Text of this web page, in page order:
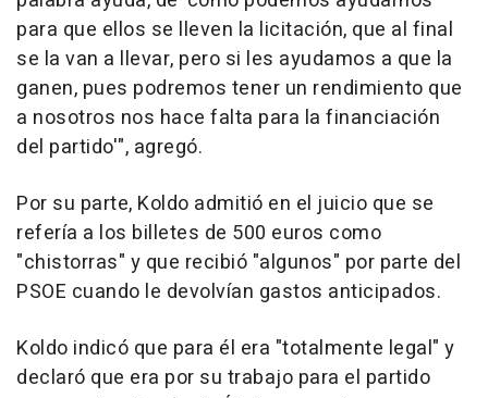
para que ellos se lleven la licitación, que al final
se la van a llevar, pero si les ayudamos a que la
ganen, pues podremos tener un rendimiento que
a nosotros nos hace falta para la financiación
del partido'", agregó.
Por su parte, Koldo admitió en el juicio que se
refería a los billetes de 500 euros como
"chistorras" y que recibió "algunos" por parte del
PSOE cuando le devolvían gastos anticipados.
Koldo indicó que para él era "totalmente legal" y
declaró que era por su trabajo para el partido